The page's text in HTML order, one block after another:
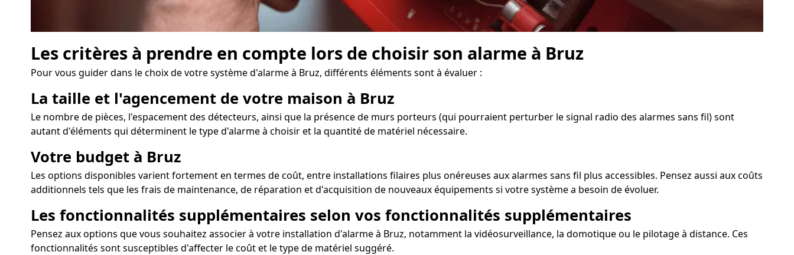
Les critères à prendre en compte lors de choisir son alarme à Bruz
Pour vous guider dans le choix de votre système d'alarme à Bruz, différents éléments sont à évaluer :
La taille et l'agencement de votre maison à Bruz
Le nombre de pièces, l'espacement des détecteurs, ainsi que la présence de murs porteurs (qui pourraient perturber le signal radio des alarmes sans fil) sont
autant d'éléments qui déterminent le type d'alarme à choisir et la quantité de matériel nécessaire.
Votre budget à Bruz
Les options disponibles varient fortement en termes de coût, entre installations filaires plus onéreuses aux alarmes sans fil plus accessibles. Pensez aussi aux coûts
additionnels tels que les frais de maintenance, de réparation et d'acquisition de nouveaux équipements si votre système a besoin de évoluer.
Les fonctionnalités supplémentaires selon vos fonctionnalités supplémentaires
Pensez aux options que vous souhaitez associer à votre installation d'alarme à Bruz, notamment la vidéosurveillance, la domotique ou le pilotage à distance. Ces
fonctionnalités sont susceptibles d'affecter le coût et le type de matériel suggéré.